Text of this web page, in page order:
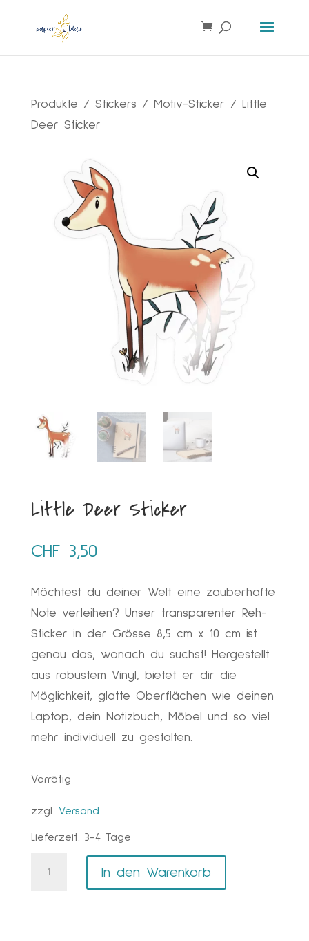
Produkte / Stickers / Motiv-Sticker / Little
Deer Sticker
Little Deer Sticker
CHF 3,50
Möchtest du deiner Welt eine zauberhafte
Note verleihen? Unser transparenter Reh-
Sticker in der Grösse 8,5 cm x 10 cm ist
genau das, wonach du suchst! Hergestellt
aus robustem Vinyl, bietet er dir die
Möglichkeit, glatte Oberflächen wie deinen
Laptop, dein Notizbuch, Möbel und so viel
mehr individuell zu gestalten.
Vorrätig
zzgl. Versand
Lieferzeit: 3-4 Tage
In den Warenkorb